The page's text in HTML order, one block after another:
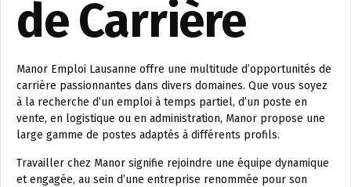
de Carrière
Manor Emploi Lausanne offre une multitude d’opportunités de
carrière passionnantes dans divers domaines. Que vous soyez
à la recherche d’un emploi à temps partiel, d’un poste en
vente, en logistique ou en administration, Manor propose une
large gamme de postes adaptés à différents profils.
Travailler chez Manor signifie rejoindre une équipe dynamique
et engagée, au sein d’une entreprise renommée pour son